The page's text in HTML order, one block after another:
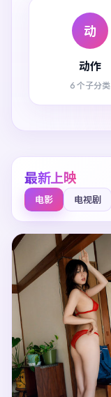
动
动作
6 个子分类
最新上映
电影 电视剧